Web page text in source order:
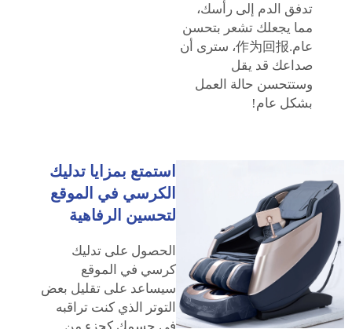
تدفق الدم إلى رأسك،
مما يجعلك تشعر بتحسن
عام.作为回报، سترى أن
صداعك قد يقل
وستتحسن حالة العمل
بشكل عام!
استمتع بمزايا تدليك
الكرسي في الموقع
لتحسين الرفاهية
الحصول على تدليك
كرسي في الموقع
سيساعد على تقليل بعض
التوتر الذي كنت تراقبه